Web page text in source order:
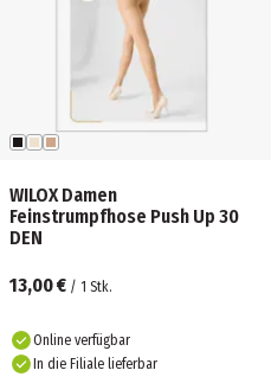
WILOX Damen
Feinstrumpfhose Push Up 30
DEN
13,00 € / 1 Stk.
Online verfügbar
In die Filiale lieferbar